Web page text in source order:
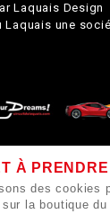
Laquais Design
Laquais une
À
des cookies
la boutique du